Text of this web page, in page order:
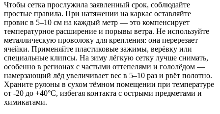
Чтобы сетка прослужила заявленный срок, соблюдайте
простые правила. При натяжении на каркас оставляйте
провис в 5–10 см на каждый метр — это компенсирует
температурное расширение и порывы ветра. Не используйте
металлическую проволоку для крепления: она перерезает
ячейки. Применяйте пластиковые зажимы, верёвку или
специальные клипсы. На зиму лёгкую сетку лучше снимать,
особенно в регионах с частыми оттепелями и гололёдом —
намерзающий лёд увеличивает вес в 5–10 раз и рвёт полотно.
Храните рулоны в сухом тёмном помещении при температуре
от -20 до +40°C, избегая контакта с острыми предметами и
химикатами.